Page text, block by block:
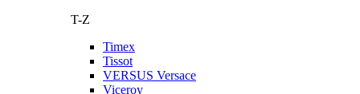
T-Z
Timex
Tissot
VERSUS Versace
Viceroy